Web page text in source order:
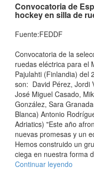
Convocatoria de
hockey en silla de
Fuente:FEDDF
Convocatoria de la
ruedas eléctrica para el
Pajulahti (Finlandia) del
son: David Pérez, Jordi
José Miguel Casado,
González, Sara
Blanca) Antonio
Adriatics) "Este año
nuevas promesas y un
Hemos construido un
ciega en nuestra forma
Continuar leyendo